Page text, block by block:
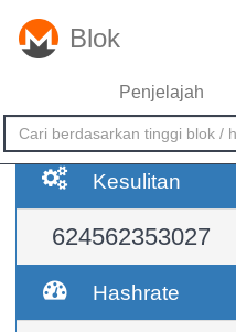
Blok
Penjelajah
Kesulitan
624562353027
Hashrate